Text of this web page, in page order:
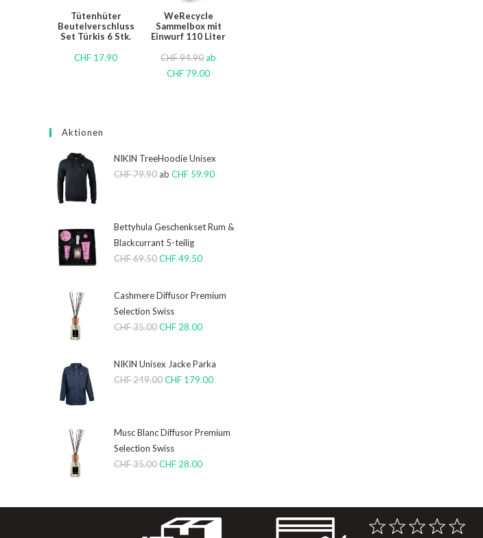
Tütenhüter
Beutelverschluss
Set Türkis 6 Stk.
CHF 17.90
WeRecycle
Sammelbox mit
Einwurf 110 Liter
CHF94.90ab
CHF 79.00
Aktionen
NIKIN TreeHoodie Unisex
CHF79.90 ab CHF 59.90
Bettyhula Geschenkset Rum &
Blackcurrant 5-teilig
CHF69.50CHF49.50
Cashmere Diffusor Premium
Selection Swiss
CHF35.00CHF 28.00
NIKIN Unisex Jacke Parka
CHF249.00CHF 179.00
Musc Blanc Diffusor Premium
Selection Swiss
CHF35.00CHF 28.00